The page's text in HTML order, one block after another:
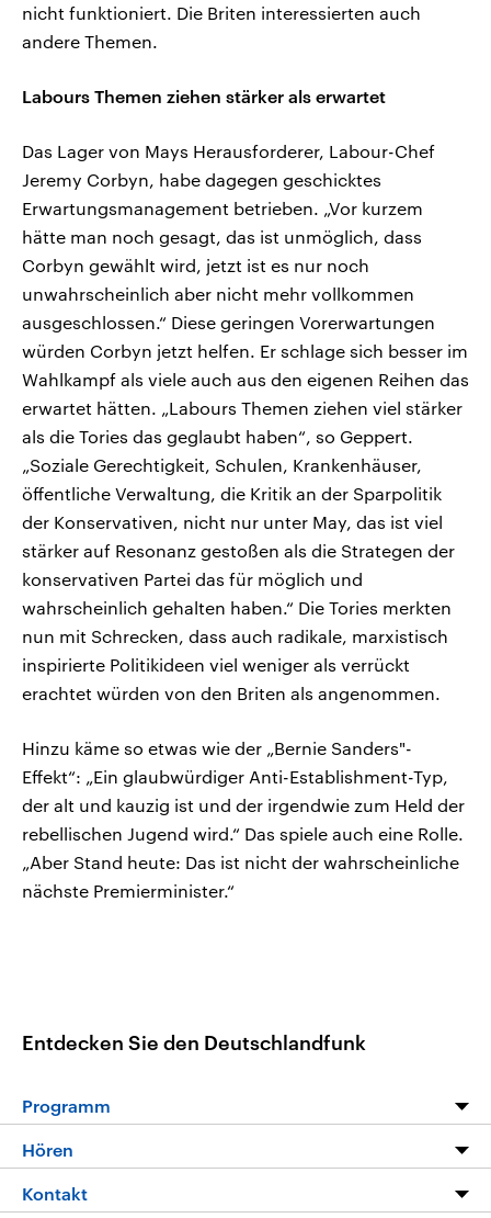
nicht funktioniert. Die Briten interessierten auch
andere Themen.
Labours Themen ziehen stärker als erwartet
Das Lager von Mays Herausforderer, Labour-Chef
Jeremy Corbyn, habe dagegen geschicktes
Erwartungsmanagement betrieben. „Vor kurzem
hätte man noch gesagt, das ist unmöglich, dass
Corbyn gewählt wird, jetzt ist es nur noch
unwahrscheinlich aber nicht mehr vollkommen
ausgeschlossen.“ Diese geringen Vorerwartungen
würden Corbyn jetzt helfen. Er schlage sich besser im
Wahlkampf als viele auch aus den eigenen Reihen das
erwartet hätten. „Labours Themen ziehen viel stärker
als die Tories das geglaubt haben“, so Geppert.
„Soziale Gerechtigkeit, Schulen, Krankenhäuser,
öffentliche Verwaltung, die Kritik an der Sparpolitik
der Konservativen, nicht nur unter May, das ist viel
stärker auf Resonanz gestoßen als die Strategen der
konservativen Partei das für möglich und
wahrscheinlich gehalten haben.“ Die Tories merkten
nun mit Schrecken, dass auch radikale, marxistisch
inspirierte Politikideen viel weniger als verrückt
erachtet würden von den Briten als angenommen.
Hinzu käme so etwas wie der „Bernie Sanders"-
Effekt“: „Ein glaubwürdiger Anti-Establishment-Typ,
der alt und kauzig ist und der irgendwie zum Held der
rebellischen Jugend wird.“ Das spiele auch eine Rolle.
„Aber Stand heute: Das ist nicht der wahrscheinliche
nächste Premierminister.“
Entdecken Sie den Deutschlandfunk
Programm
Programm
Die Nachrichten
Hören
Livestream
Kontakt